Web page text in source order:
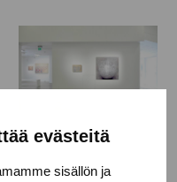
evästeitä
sisällön ja